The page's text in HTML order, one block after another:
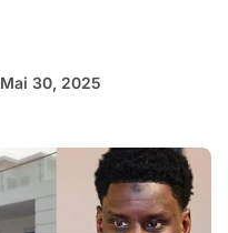
Mai 30, 2025